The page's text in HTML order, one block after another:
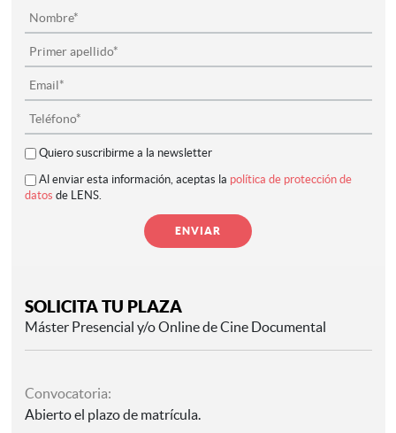
Quiero suscribirme a la newsletter
Al enviar esta información, aceptas la política de protección de
datos de LENS.
SOLICITA TU PLAZA
Máster Presencial y/o Online de Cine Documental
Convocatoria:
Abierto el plazo de matrícula.